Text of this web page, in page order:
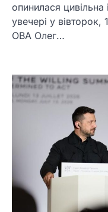
опинилася
увечері у
ОВА Олег…